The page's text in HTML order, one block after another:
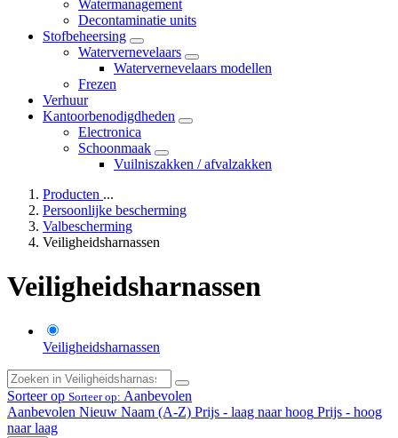
Watermanagement
Decontaminatie units
Stofbeheersing
Watervernevelaars
Watervernevelaars modellen
Frezen
Verhuur
Kantoorbenodigdheden
Electronica
Schoonmaak
Vuilniszakken / afvalzakken
Producten ...
Persoonlijke bescherming
Valbescherming
Veiligheidsharnassen
Veiligheidsharnassen
Veiligheidsharnassen
Sorteer op Sorteer op: Aanbevolen
Aanbevolen Nieuw Naam (A-Z) Prijs - laag naar hoog Prijs - hoog
naar laag